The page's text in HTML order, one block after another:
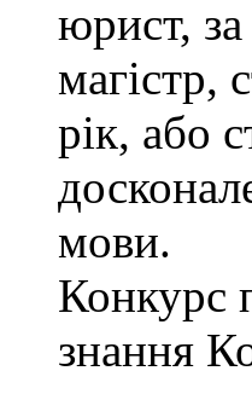
юрист, за
магістр,
рік, або
мови.
Конкурс
знання